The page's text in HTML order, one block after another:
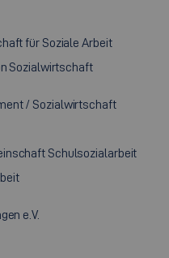
für Soziale Arbeit
Sozialwirtschaft
/ Sozialwirtschaft
Schulsozialarbeit
e.V.